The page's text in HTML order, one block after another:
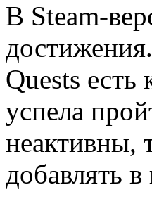
В Steam-
Quests есть
успела
неактивны,
добавлять